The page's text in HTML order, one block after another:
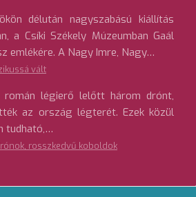
délután nagyszabású kiállítás
a Csíki Székely Múzeumban Gaál
emlékére. A Nagy Imre, Nagy…
vált
légierő lelőtt három drónt,
az ország légterét. Ezek közül
tudható,…
rosszkedvű koboldok